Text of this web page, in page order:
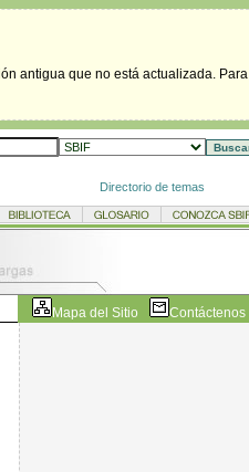
antigua que no está actualizada. Para
Directorio de temas
Mapa del Sitio Contáctenos